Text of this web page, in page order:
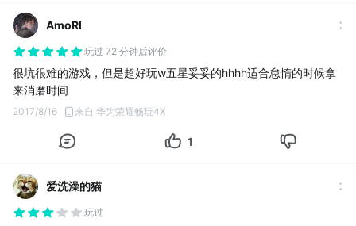
AmoRl
玩过 72 分钟后评价
很坑很难的游戏，但是超好玩w五星妥妥的hhhh适合怠惰的时候拿
来消磨时间
2017/8/16 来自 华为荣耀畅玩4X
1
爱洗澡的猫
玩过